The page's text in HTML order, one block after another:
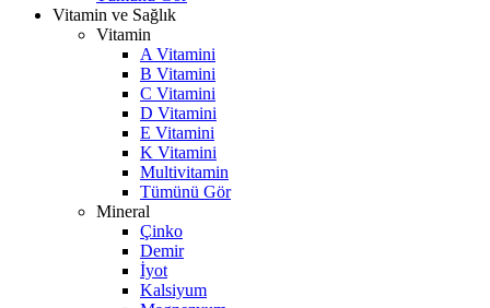
Vitamin ve Sağlık
Vitamin
A Vitamini
B Vitamini
C Vitamini
D Vitamini
E Vitamini
K Vitamini
Multivitamin
Tümünü Gör
Mineral
Çinko
Demir
İyot
Kalsiyum